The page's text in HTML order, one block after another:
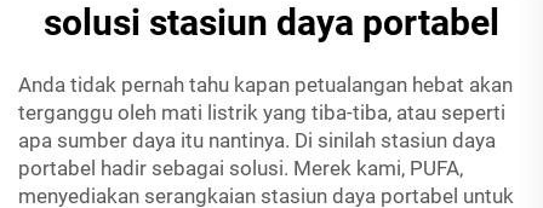
solusi stasiun daya portabel
Anda tidak pernah tahu kapan petualangan hebat akan
terganggu oleh mati listrik yang tiba-tiba, atau seperti
apa sumber daya itu nantinya. Di sinilah stasiun daya
portabel hadir sebagai solusi. Merek kami, PUFA,
menyediakan serangkaian stasiun daya portabel untuk